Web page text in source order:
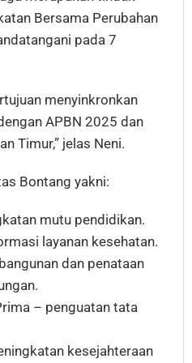
Bersama Perubahan
pada 7
menyinkronkan
APBN 2025 dan
Timur,” jelas Neni.
Bontang yakni:
mutu pendidikan.
layanan kesehatan.
dan penataan
– penguatan tata
kesejahteraan